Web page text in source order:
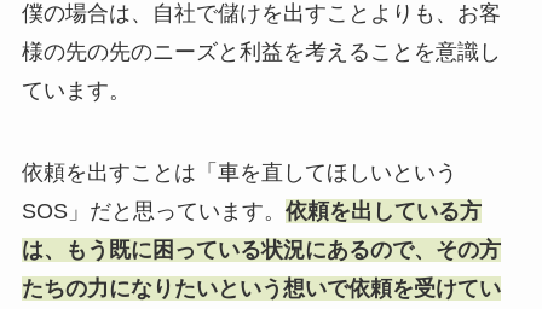
僕の場合は、自社で儲けを出すことよりも、お客
様の先の先のニーズと利益を考えることを意識し
ています。
依頼を出すことは「車を直してほしいという
SOS」だと思っています。 依頼を出している方
は、もう既に困っている状況にあるので、その方
たちの力になりたいという想いで依頼を受けてい